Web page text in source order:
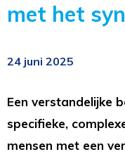
met het
24 juni 2025
Een verstandelijke
specifieke,
mensen met een